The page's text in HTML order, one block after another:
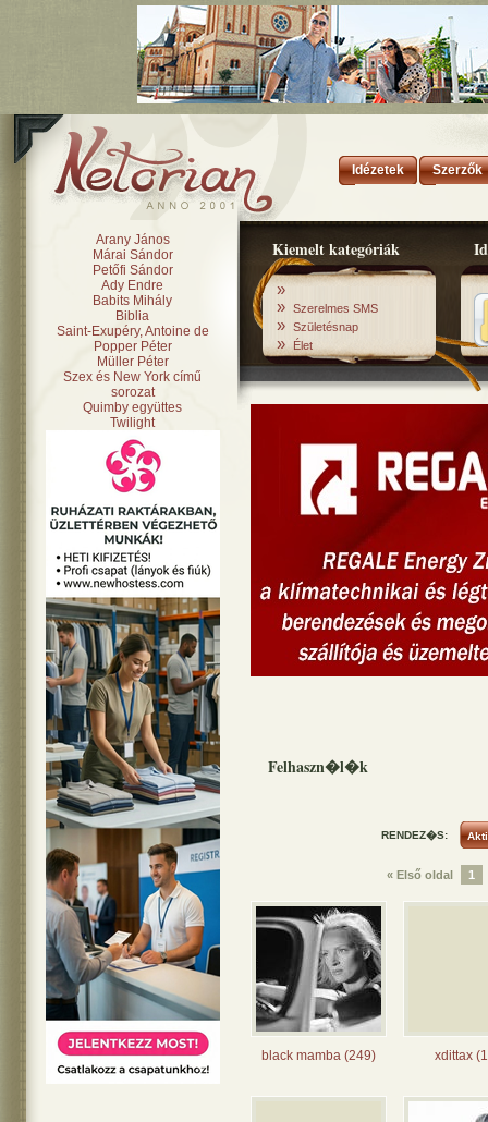
Idézetek Szerzők
Kiemelt kategóriák
»
» Szerelmes SMS
» Születésnap
» Élet
Arany János
Márai Sándor
Petőfi Sándor
Ady Endre
Babits Mihály
Biblia
Saint-Exupéry, Antoine de
Popper Péter
Müller Péter
Szex és New York című
sorozat
Quimby együttes
Twilight
Felhaszn�l�k
RENDEZ�S:
« Első oldal 1
black mamba (249) xdittax